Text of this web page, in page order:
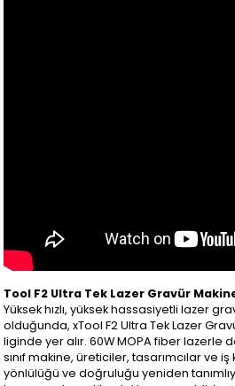
Tool F2 Ultra Tek Lazer Gravür
Yüksek hızlı, yüksek hassasiyetli lazer
olduğunda, xTool F2 Ultra Tek Lazer
liginde yer alır. 60W MOPA fiber lazerle
sınıf makine, üreticiler, tasarımcılar ve iş
yönlülüğü ve doğruluğu yeniden